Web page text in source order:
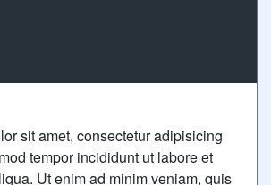
sit amet, consectetur adipisicing
tempor incididunt ut labore et
Ut enim ad minim veniam, quis